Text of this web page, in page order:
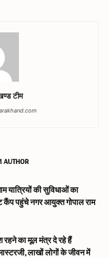
टीम
AUTHOR
यात्रियों की सुविधाओं का
कैंप पहुंचे नगर आयुक्त गोपाल राम
का मूल मंत्र दे रहे हैं
लाखों लोगों के जीवन में